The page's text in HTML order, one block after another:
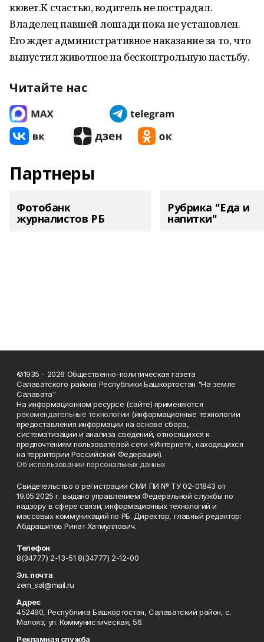
кювет.К счастью, водитель не пострадал.
Владелец павшей лошади пока не установлен.
Его ждет административное наказание за то, что
выпустил животное на бесконтрольную пастьбу.
Читайте нас
Партнеры
Фотобанк
журналистов РБ
Рубрика "Еда и
напитки"
©1935 - 2026 Общественно-политическая газета
Салаватского района Республики Башкортостан "На земле
Салавата"
На информационном ресурсе (сайте) применяются
рекомендательные технологии (информационные технологии
предоставления информации на основе сбора,
систематизации и анализа сведений, относящихся к
предпочтениям пользователей сети «Интернет», находящихся
на территории Российской Федерации).
Об использовании персональных данных
Свидетельство о регистрации СМИ ПИ № ТУ 02-01843 от
19.05.2025 г. выдано управлением Федеральной службы по
надзору в сфере связи, информационных технологий и
массовых коммуникаций по РБ. Директор, главный редактор:
Абдрашитов Ринат Хатмуллович.
Телефон
8(34777) 2-13-51 8(34777) 2-12-00
Эл. почта
zem_sal@mail.ru
Адрес
452490, Республика Башкортостан, Салаватский район, с.
Малояз, ул. Коммунистическая, 56.
Рекламная служба